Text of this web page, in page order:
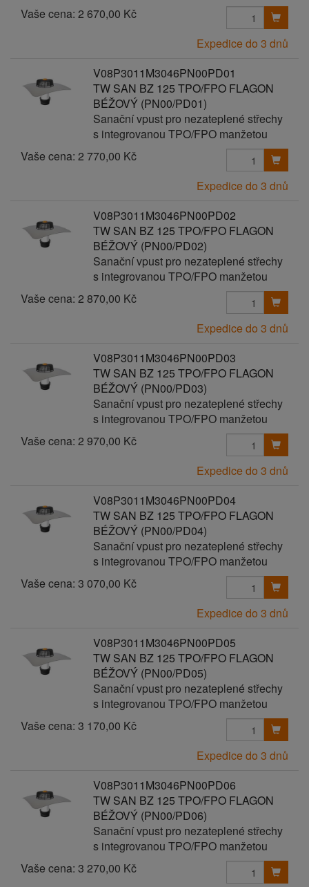
Vaše cena: 2 670,00 Kč
Expedice do 3 dnů
V08P3011M3046PN00PD01
TW SAN BZ 125 TPO/FPO FLAGON
BÉŽOVÝ (PN00/PD01)
Sanační vpust pro nezateplené střechy
s integrovanou TPO/FPO manžetou
Vaše cena: 2 770,00 Kč
Expedice do 3 dnů
V08P3011M3046PN00PD02
TW SAN BZ 125 TPO/FPO FLAGON
BÉŽOVÝ (PN00/PD02)
Sanační vpust pro nezateplené střechy
s integrovanou TPO/FPO manžetou
Vaše cena: 2 870,00 Kč
Expedice do 3 dnů
V08P3011M3046PN00PD03
TW SAN BZ 125 TPO/FPO FLAGON
BÉŽOVÝ (PN00/PD03)
Sanační vpust pro nezateplené střechy
s integrovanou TPO/FPO manžetou
Vaše cena: 2 970,00 Kč
Expedice do 3 dnů
V08P3011M3046PN00PD04
TW SAN BZ 125 TPO/FPO FLAGON
BÉŽOVÝ (PN00/PD04)
Sanační vpust pro nezateplené střechy
s integrovanou TPO/FPO manžetou
Vaše cena: 3 070,00 Kč
Expedice do 3 dnů
V08P3011M3046PN00PD05
TW SAN BZ 125 TPO/FPO FLAGON
BÉŽOVÝ (PN00/PD05)
Sanační vpust pro nezateplené střechy
s integrovanou TPO/FPO manžetou
Vaše cena: 3 170,00 Kč
Expedice do 3 dnů
V08P3011M3046PN00PD06
TW SAN BZ 125 TPO/FPO FLAGON
BÉŽOVÝ (PN00/PD06)
Sanační vpust pro nezateplené střechy
s integrovanou TPO/FPO manžetou
Vaše cena: 3 270,00 Kč